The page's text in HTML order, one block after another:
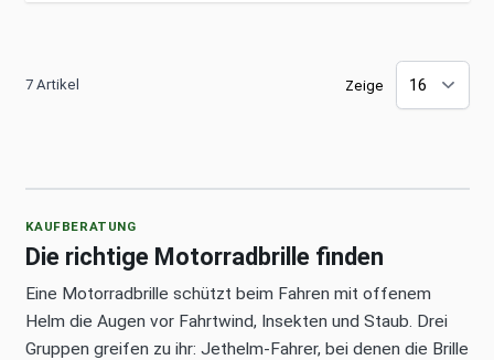
7 Artikel Zeige
KAUFBERATUNG
Die richtige Motorradbrille finden
Eine Motorradbrille schützt beim Fahren mit offenem
Helm die Augen vor Fahrtwind, Insekten und Staub. Drei
Gruppen greifen zu ihr: Jethelm-Fahrer, bei denen die Brille